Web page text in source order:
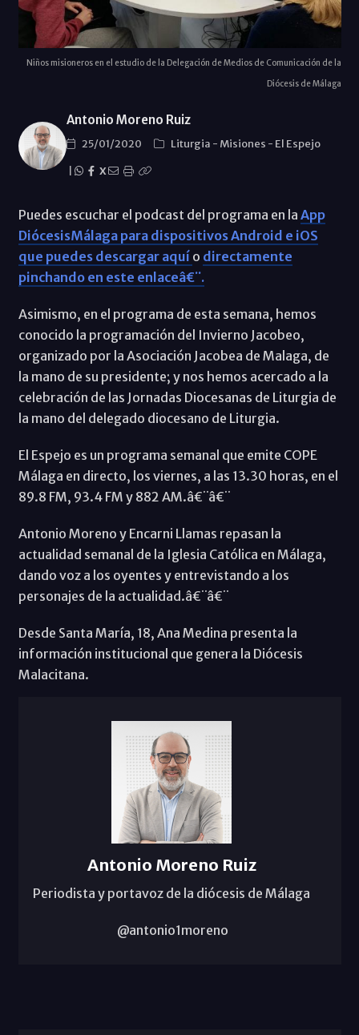
Niños misioneros en el estudio de la Delegación de Medios de Comunicación de la
Diócesis de Málaga
Antonio Moreno Ruiz
25/01/2020 Liturgia - Misiones - El Espejo
X
Puedes escuchar el podcast del programa en la App
DiócesisMálaga para dispositivos Android e iOS
que puedes descargar aquí o directamente
pinchando en este enlaceâ€¨.
Asimismo, en el programa de esta semana, hemos
conocido la programación del Invierno Jacobeo,
organizado por la Asociación Jacobea de Malaga, de
la mano de su presidente; y nos hemos acercado a la
celebración de las Jornadas Diocesanas de Liturgia de
la mano del delegado diocesano de Liturgia.
El Espejo es un programa semanal que emite COPE
Málaga en directo, los viernes, a las 13.30 horas, en el
89.8 FM, 93.4 FM y 882 AM.â€¨â€¨
Antonio Moreno y Encarni Llamas repasan la
actualidad semanal de la Iglesia Católica en Málaga,
dando voz a los oyentes y entrevistando a los
personajes de la actualidad.â€¨â€¨
Desde Santa María, 18, Ana Medina presenta la
información institucional que genera la Diócesis
Malacitana.
Antonio Moreno Ruiz
Periodista y portavoz de la diócesis de Málaga
@antonio1moreno